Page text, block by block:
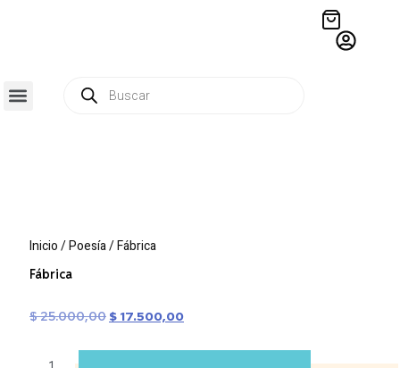
Inicio/Poesía/ Fábrica
Fábrica
$25.000,00 $ 17.500,00